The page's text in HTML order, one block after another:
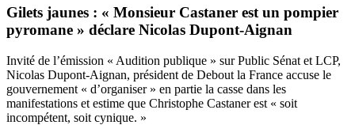
Gilets jaunes : « Monsieur Castaner est un pompier
pyromane » déclare Nicolas Dupont-Aignan
Invité de l’émission « Audition publique » sur Public Sénat et LCP,
Nicolas Dupont-Aignan, président de Debout la France accuse le
gouvernement « d’organiser » en partie la casse dans les
manifestations et estime que Christophe Castaner est « soit
incompétent, soit cynique. »